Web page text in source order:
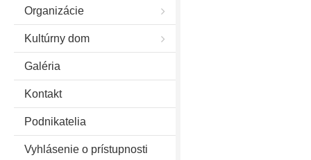
Organizácie
Kultúrny dom
Galéria
Kontakt
Podnikatelia
Vyhlásenie o prístupnosti